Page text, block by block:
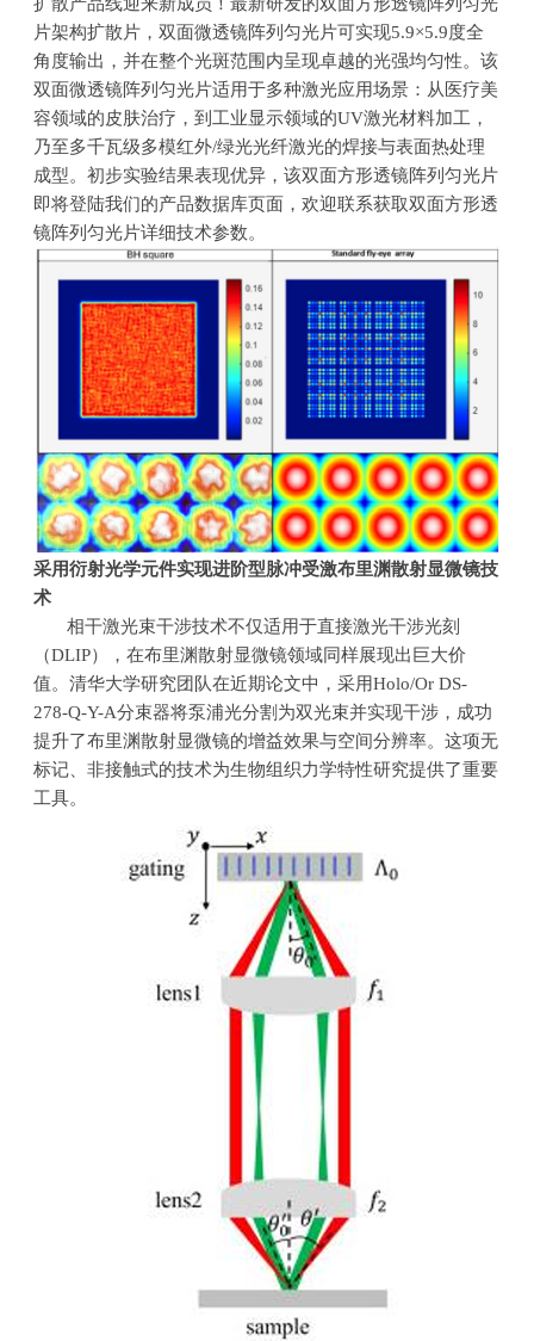
片架构扩散片，双面微透镜阵列匀光片可实现5.9×5.9度全
角度输出，并在整个光斑范围内呈现卓越的光强均匀性。该
双面微透镜阵列匀光片适用于多种激光应用场景：从医疗美
容领域的皮肤治疗，到工业显示领域的UV激光材料加工，
乃至多千瓦级多模红外/绿光光纤激光的焊接与表面热处理
成型。初步实验结果表现优异，该双面方形透镜阵列匀光片
即将登陆我们的产品数据库页面，欢迎联系获取双面方形透
镜阵列匀光片详细技术参数。
采用衍射光学元件实现进阶型脉冲受激布里渊散射显微镜技
术
相干激光束干涉技术不仅适用于直接激光干涉光刻
（DLIP），在布里渊散射显微镜领域同样展现出巨大价
值。清华大学研究团队在近期论文中，采用Holo/Or DS-
278-Q-Y-A分束器将泵浦光分割为双光束并实现干涉，成功
提升了布里渊散射显微镜的增益效果与空间分辨率。这项无
标记、非接触式的技术为生物组织力学特性研究提供了重要
工具。